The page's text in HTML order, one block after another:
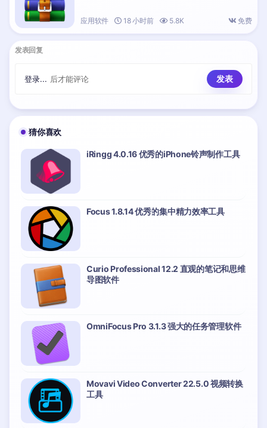
应用软件 18 小时前 5.8K 免费
发表回复
登录... 后才能评论
猜你喜欢
iRingg 4.0.16 优秀的iPhone铃声制作工具
Focus 1.8.14 优秀的集中精力效率工具
Curio Professional 12.2 直观的笔记和思维
导图软件
OmniFocus Pro 3.1.3 强大的任务管理软件
Movavi Video Converter 22.5.0 视频转换
工具